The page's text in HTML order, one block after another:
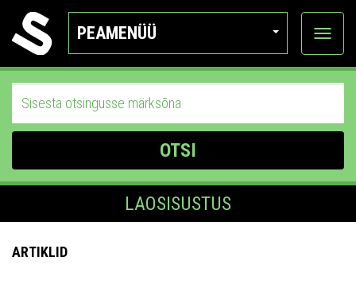
PEAMENÜÜ
Ava
OTSI
LAOSISUSTUS
ARTIKLID